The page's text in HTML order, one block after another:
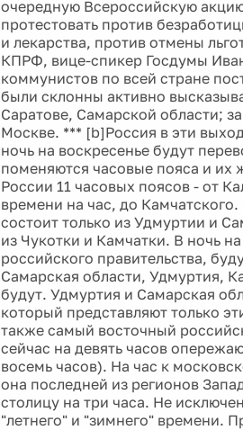
очередную Всероссийскую
протестовать против
и лекарства, против отмены
КПРФ, вице-спикер Госдумы
коммунистов по всей стране
были склонны активно
Саратове, Самарской области;
Москве. *** [b]Россия в эти
ночь на воскресенье будут
поменяются часовые пояса и их
России 11 часовых поясов - от
времени на час, до
состоит только из Удмуртии и
из Чукотки и Камчатки. В ночь
российского правительства,
Самарская области, Удмуртия,
будут. Удмуртия и Самарская
который представляют только
также самый восточный
сейчас на девять часов
восемь часов). На час к
она последней из регионов
столицу на три часа. Не
"летнего" и "зимнего" времени.